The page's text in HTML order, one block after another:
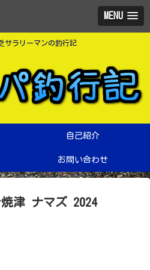
MENU
サラリーマンの釣行記
自己紹介
お問い合わせ
津 ナマズ 2024